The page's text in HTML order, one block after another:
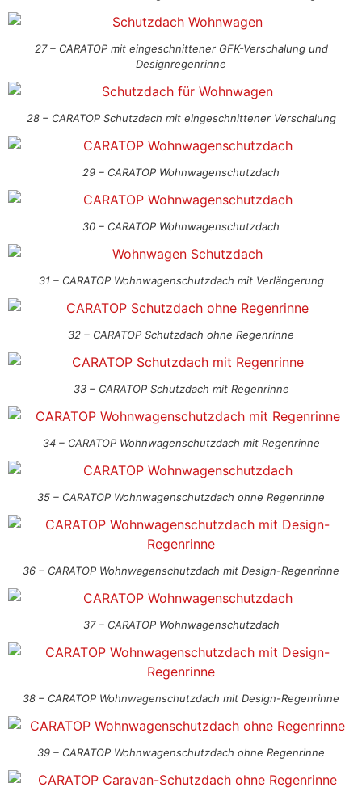
27 – CARATOP mit eingeschnittener GFK-Verschalung und
Designregenrinne
28 – CARATOP Schutzdach mit eingeschnittener Verschalung
29 – CARATOP Wohnwagenschutzdach
30 – CARATOP Wohnwagenschutzdach
31 – CARATOP Wohnwagenschutzdach mit Verlängerung
32 – CARATOP Schutzdach ohne Regenrinne
33 – CARATOP Schutzdach mit Regenrinne
34 – CARATOP Wohnwagenschutzdach mit Regenrinne
35 – CARATOP Wohnwagenschutzdach ohne Regenrinne
36 – CARATOP Wohnwagenschutzdach mit Design-Regenrinne
37 – CARATOP Wohnwagenschutzdach
38 – CARATOP Wohnwagenschutzdach mit Design-Regenrinne
39 – CARATOP Wohnwagenschutzdach ohne Regenrinne